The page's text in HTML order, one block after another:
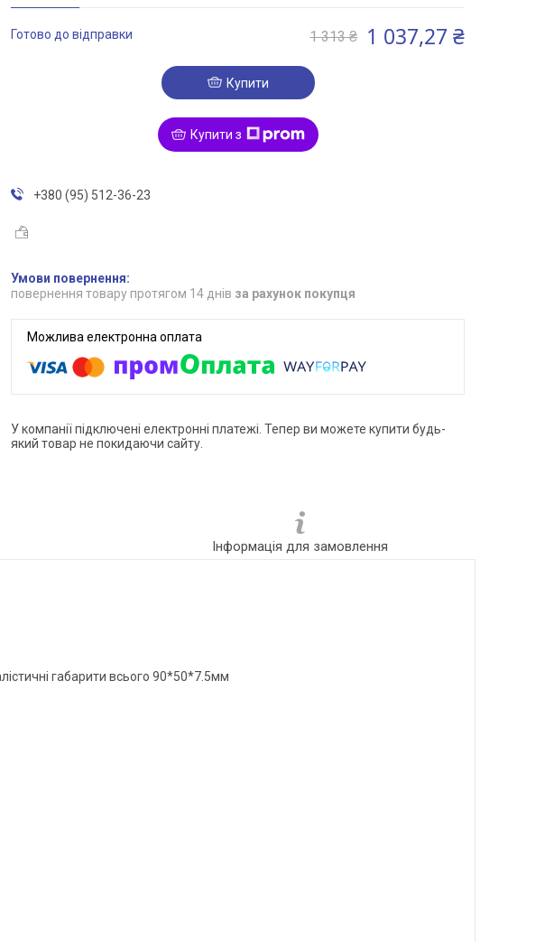
Готово до відправки 1 313 ₴ 1 037,27 ₴
Купити
Купити з
+380 (95) 512-36-23
повернення товару протягом 14 днів за рахунок покупця
У компанії підключені електронні платежі. Тепер ви можете купити будь-
який товар не покидаючи сайту.
Інформація для замовлення
габарити всього 90*50*7.5мм